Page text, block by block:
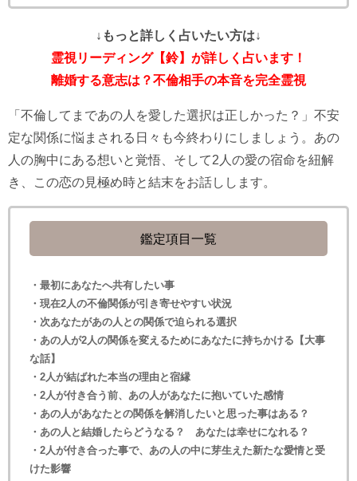
↓もっと詳しく占いたい方は↓
霊視リーディング【鈴】が詳しく占います！
離婚する意志は？不倫相手の本音を完全霊視
「不倫してまであの人を愛した選択は正しかった？」不安
定な関係に悩まされる日々も今終わりにしましょう。あの
人の胸中にある想いと覚悟、そして2人の愛の宿命を紐解
き、この恋の見極め時と結末をお話しします。
鑑定項目一覧
・最初にあなたへ共有したい事
・現在2人の不倫関係が引き寄せやすい状況
・次あなたがあの人との関係で迫られる選択
・あの人が2人の関係を変えるためにあなたに持ちかける【大事
な話】
・2人が結ばれた本当の理由と宿縁
・2人が付き合う前、あの人があなたに抱いていた感情
・あの人があなたとの関係を解消したいと思った事はある？
・あの人と結婚したらどうなる？ あなたは幸せになれる？
・2人が付き合った事で、あの人の中に芽生えた新たな愛情と受
けた影響